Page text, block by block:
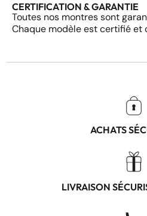
CERTIFICATION & GARANTIE
Toutes nos montres sont
Chaque modèle est certifié et
ACHATS
LIVRAISON